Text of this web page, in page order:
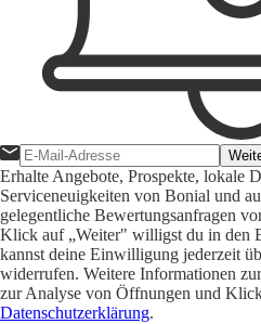
Erhalte Angebote, Prospekte, lokale
Serviceneuigkeiten von Bonial und
gelegentliche Bewertungsanfragen
Klick auf „Weiter" willigst du in den
kannst deine Einwilligung jederzeit
widerrufen. Weitere Informationen
zur Analyse von Öffnungen und
Datenschutzerklärung.